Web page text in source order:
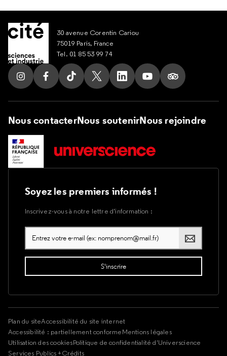
30 avenue Corentin Cariou
75019 Paris, France
Tel. 01 85 53 99 74
Suivez nous sur Instagram
Suivez nous sur Facebook
Suivez nous sur Tik Tok
Suivez nous sur X
Suivez nous sur LinkedIn
Suivez nous sur
Suivez nous
Nous contacterNous soutenirNous rejoindre
Soyez les premiers informés !
Inscrivez-vous à notre lettre d’information :
Plan du siteAccessibilité du site internet
Accessibilité : partiellement conformeMentions légales
Utilisation des cookiesPolitique de confidentialité d'Universcience
Services Publics +Crédits